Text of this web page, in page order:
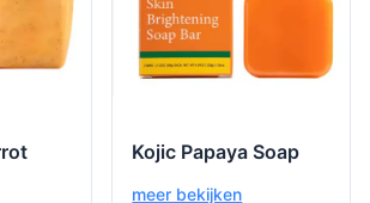
Kojic Papaya Soap
meer bekijken